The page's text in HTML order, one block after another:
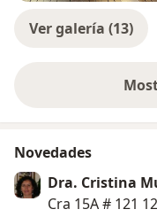
Pongo a disposición
profesionalismo con
honestidad y
acumulada.
recuperación
apoyo y de sus
Ver galería (13)
Novedades
Dra. Cristina
Cra 15A # 121